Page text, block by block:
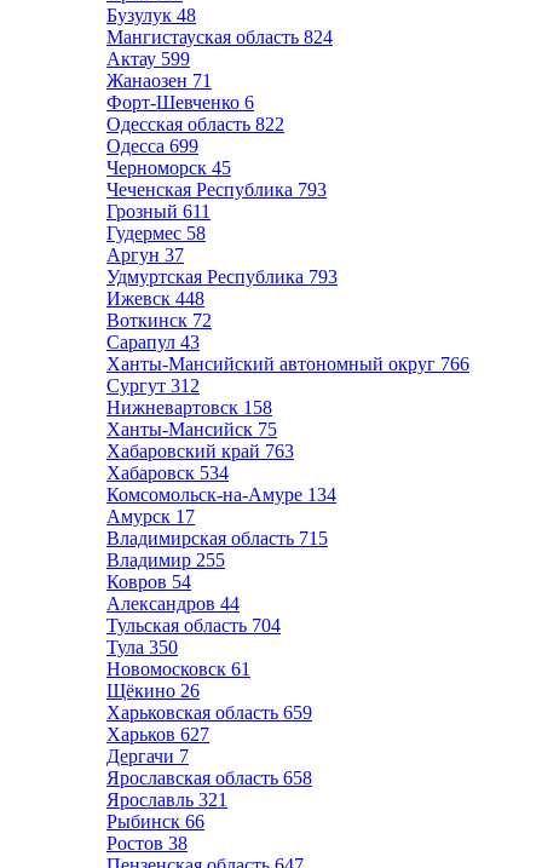
Бузулук 48
Мангистауская область 824
Актау 599
Жанаозен 71
Форт-Шевченко 6
Одесская область 822
Одесса 699
Черноморск 45
Чеченская Республика 793
Грозный 611
Гудермес 58
Аргун 37
Удмуртская Республика 793
Ижевск 448
Воткинск 72
Сарапул 43
Ханты-Мансийский автономный округ 766
Сургут 312
Нижневартовск 158
Ханты-Мансийск 75
Хабаровский край 763
Хабаровск 534
Комсомольск-на-Амуре 134
Амурск 17
Владимирская область 715
Владимир 255
Ковров 54
Александров 44
Тульская область 704
Тула 350
Новомосковск 61
Щёкино 26
Харьковская область 659
Харьков 627
Дергачи 7
Ярославская область 658
Ярославль 321
Рыбинск 66
Ростов 38